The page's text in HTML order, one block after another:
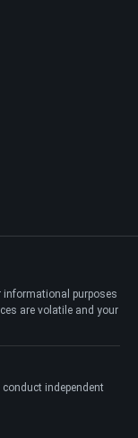
informational purposes
are volatile and your
independent